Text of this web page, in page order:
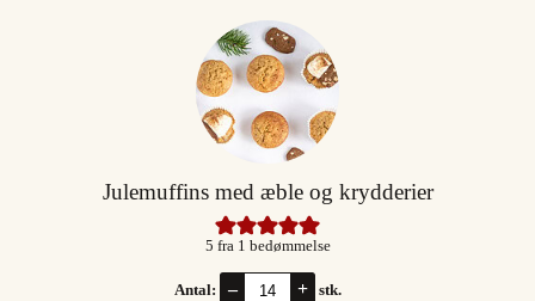
Julemuffins med æble og krydderier
5 fra 1 bedømmelse
Antal: – + stk.